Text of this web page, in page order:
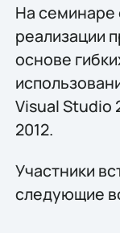
На семинаре
реализации
основе
Visual Studio
2012.
Участники
следующие